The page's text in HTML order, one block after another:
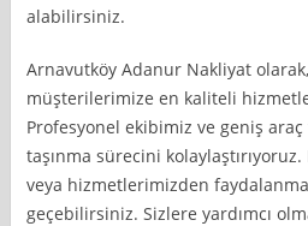
alabilirsiniz.
Arnavutköy Adanur Nakliyat
müşterilerimize en kaliteli
Profesyonel ekibimiz ve geniş
taşınma sürecini
veya hizmetlerimizden
geçebilirsiniz. Sizlere yardımcı